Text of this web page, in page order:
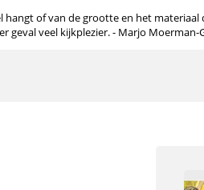
hangt of van de grootte en het
geval veel kijkplezier. - Marjo Moerman-